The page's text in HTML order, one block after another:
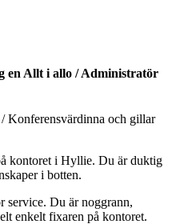
en Allt i allo / Administratör
Konferensvärdinna och gillar
kontoret i Hyllie. Du är duktig
i botten.
service. Du är noggrann,
enkelt fixaren på kontoret.